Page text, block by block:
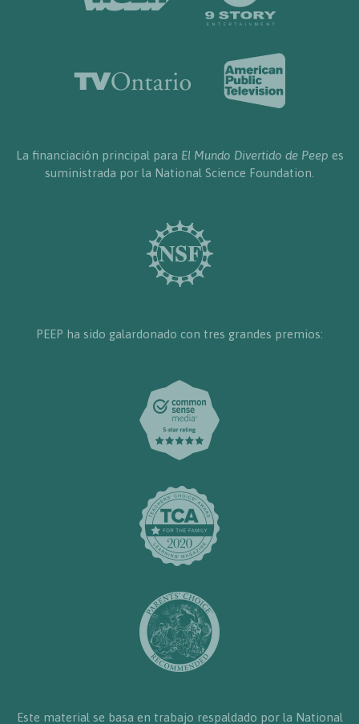
La financiación principal para El Mundo Divertido de Peep es
suministrada por la National Science Foundation.
PEEP ha sido galardonado con tres grandes premios:
Este material se basa en trabajo respaldado por la National